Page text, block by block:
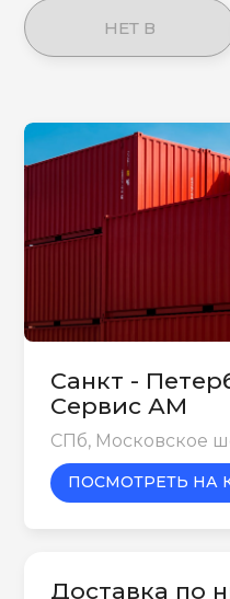
НЕТ В
Санкт -
Сервис АМ
СПб, Московское
ПОСМОТРЕТЬ НА
Доставка по